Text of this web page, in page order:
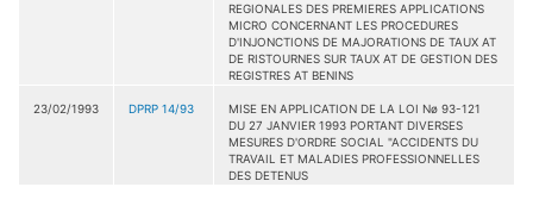
REGIONALES DES PREMIERES APPLICATIONS
MICRO CONCERNANT LES PROCEDURES
D'INJONCTIONS DE MAJORATIONS DE TAUX AT
DE RISTOURNES SUR TAUX AT DE GESTION DES
REGISTRES AT BENINS
23/02/1993 DPRP 14/93
MISE EN APPLICATION DE LA LOI Nø 93-121
DU 27 JANVIER 1993 PORTANT DIVERSES
MESURES D'ORDRE SOCIAL "ACCIDENTS DU
TRAVAIL ET MALADIES PROFESSIONNELLES
DES DETENUS